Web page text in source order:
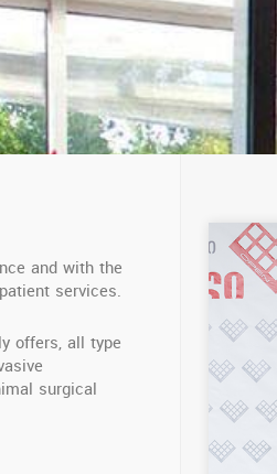
and with the
services.
offers, all type
surgical